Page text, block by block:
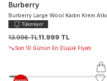
Burberry
Burberry Large Wool Kadın Krem Atkı
13.996 TL11.999 TL
Son 10 Günün En Düşük Fiyatı